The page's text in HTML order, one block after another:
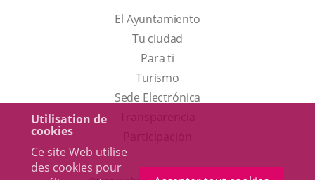
Utilisation de
cookies
Ce site Web utilise
des cookies pour
El Ayuntamiento
Tu ciudad
Para ti
TurismoEste
enlace
una
Sede Electrónica
externa.